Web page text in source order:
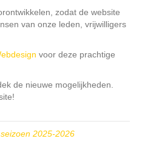
zodat de website
van onze leden, vrijwilligers
voor deze prachtige
de nieuwe mogelijkheden.
2025-2026